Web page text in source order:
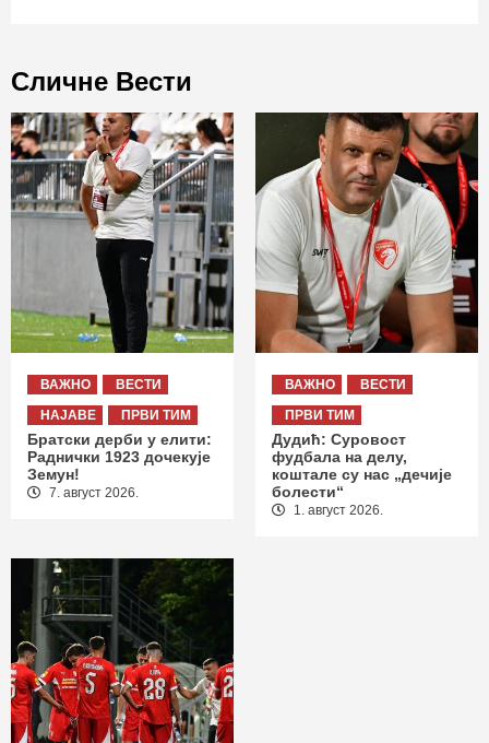
Сличне Вести
ВАЖНО
ВЕСТИ
НАЈАВЕ
ПРВИ ТИМ
Братски дерби у елити:
Раднички 1923 дочекује
Земун!
7. август 2026.
ВАЖНО
ВЕСТИ
ПРВИ ТИМ
Дудић: Суровост
фудбала на делу,
коштале су нас „дечије
болести“
1. август 2026.